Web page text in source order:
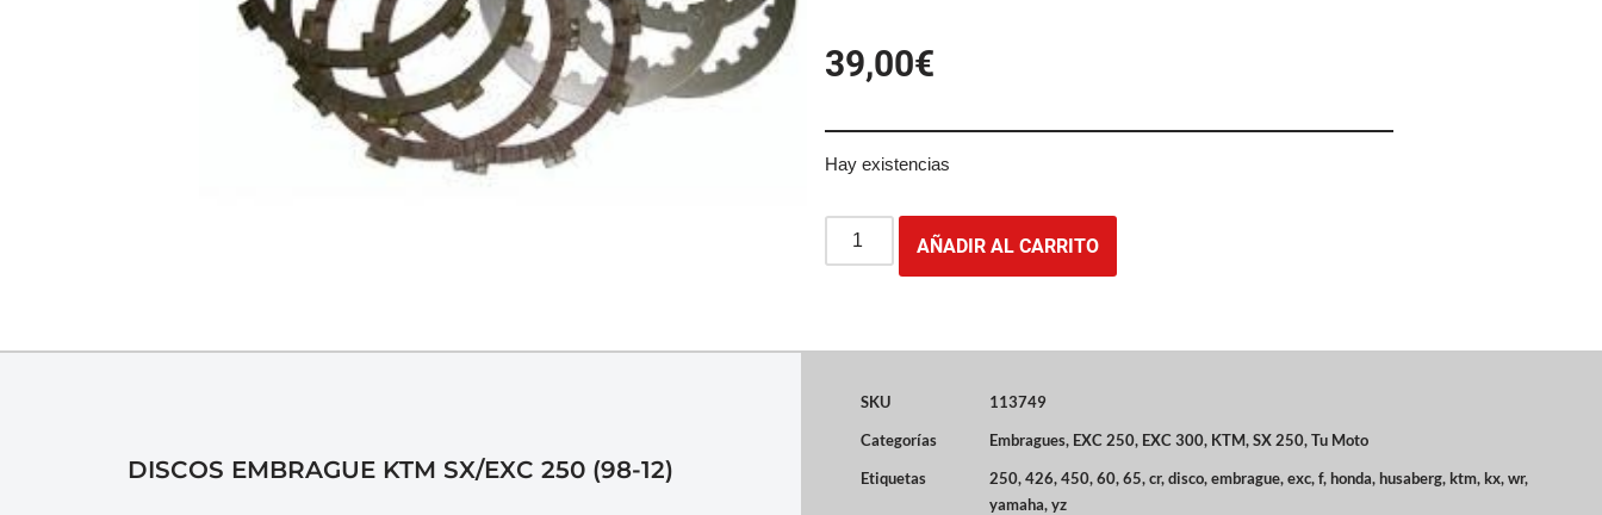
39,00€
Hay existencias
AÑADIR AL CARRITO
DISCOS EMBRAGUE KTM SX/EXC 250 (98-12)
SKU
113749
Categorías
Embragues, EXC 250, EXC 300, KTM,SX 250,Tu Moto
Etiquetas
250,426,450,60,65,cr,disco,embrague,exc,f,honda,husaberg, ktm, kx,wr,
yamaha,yz